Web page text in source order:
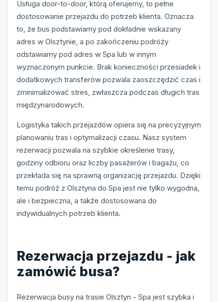
Usługa door-to-door, którą oferujemy, to pełne
dostosowanie przejazdu do potrzeb klienta. Oznacza
to, że bus podstawiamy pod dokładnie wskazany
adres w Olsztynie, a po zakończeniu podróży
odstawiamy pod adres w Spa lub w innym
wyznaczonym punkcie. Brak konieczności przesiadek i
dodatkowych transferów pozwala zaoszczędzić czas i
zminimalizować stres, zwłaszcza podczas długich tras
międzynarodowych.
Logistyka takich przejazdów opiera się na precyzyjnym
planowaniu tras i optymalizacji czasu. Nasz system
rezerwacji pozwala na szybkie określenie trasy,
godziny odbioru oraz liczby pasażerów i bagażu, co
przekłada się na sprawną organizację przejazdu. Dzięki
temu podróż z Olsztyna do Spa jest nie tylko wygodna,
ale i bezpieczna, a także dostosowana do
indywidualnych potrzeb klienta.
Rezerwacja przejazdu - jak
zamówić busa?
Rezerwacja busy na trasie Olsztyn - Spa jest szybka i